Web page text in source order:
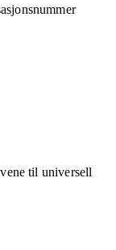
til universell